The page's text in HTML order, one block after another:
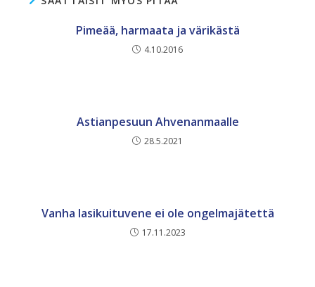
Pimeää, harmaata ja värikästä
4.10.2016
Astianpesuun Ahvenanmaalle
28.5.2021
Vanha lasikuituvene ei ole ongelmajätettä
17.11.2023